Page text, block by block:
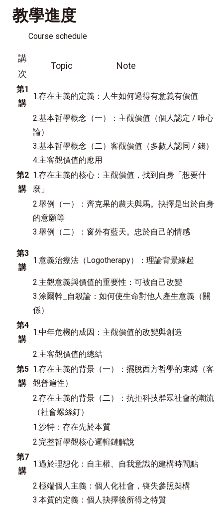
教學進度
Course schedule
講
次
Topic Note
第1
講
1.存在主義的定義：人生如何過得有意義有價值
2.基本哲學概念（一）：主觀價值（個人認定 / 唯心
論）
3.基本哲學概念（二）客觀價值（多數人認同 / 錢）
4.主客觀價值的應用
第2
講
1.存在主義的核心：主觀價值，找到自身「想要什
麼」
2.舉例（一）：齊克果的農夫與馬。抉擇是出於自身
的意願等
3.舉例（二）：窗外有藍天。忠於自己的情感
第3
講
1.意義治療法（Logotherapy）：理論背景緣起
2.主觀意義與價值的重要性：可被自己改變
3.涂爾幹_自殺論：如何使生命對他人產生意義（關
係）
第4
講
1.中年危機的成因：主觀價值的改變與創造
2.主客觀價值的總結
第5
講
1.存在主義的背景（一）：擺脫西方哲學的束縛（客
觀普遍性）
2.存在主義的背景（二）：抗拒科技群眾社會的潮流
（社會螺絲釘）
1.沙特：存在先於本質
2.完整哲學觀核心邏輯鏈解說
第7
講
1.過於理想化：自主權、自我意識的建構時間點
2.極端個人主義：個人化社會，喪失參照架構
3.本質的定義：個人抉擇後所得之特質